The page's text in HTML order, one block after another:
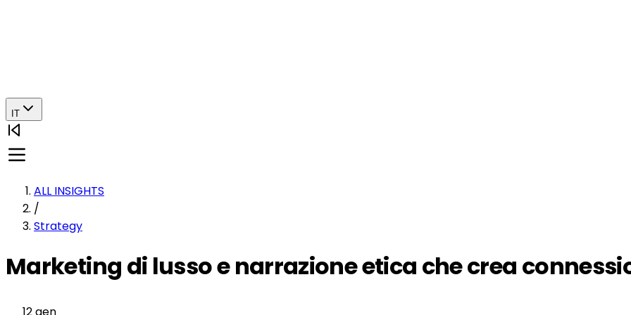
IT
ALL INSIGHTS
/
Strategy
Marketing di lusso e narrazione etica che crea
12 gen